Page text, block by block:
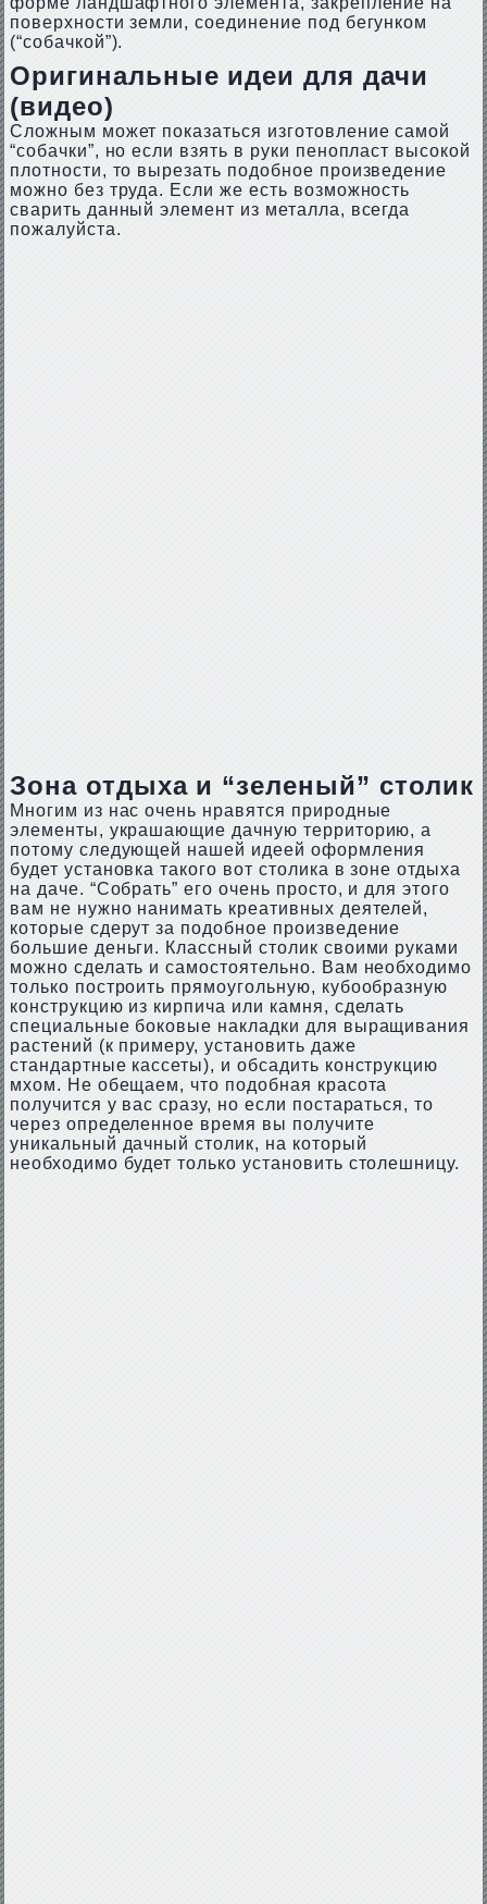
поверхности земли, соединение под бегунком
(“собачкой”).
Оригинальные идеи для дачи
(видео)
Сложным может показаться изготовление самой
“собачки”, но если взять в руки пенопласт высокой
плотности, то вырезать подобное произведение
можно без труда. Если же есть возможность
сварить данный элемент из металла, всегда
пожалуйста.
Зона отдыха и “зеленый” столик
Многим из нас очень нравятся природные
элементы, украшающие дачную территорию, а
потому следующей нашей идеей оформления
будет установка такого вот столика в зоне отдыха
на даче. “Собрать” его очень просто, и для этого
вам не нужно нанимать креативных деятелей,
которые сдерут за подобное произведение
большие деньги. Классный столик своими руками
можно сделать и самостоятельно. Вам необходимо
только построить прямоугольную, кубообразную
конструкцию из кирпича или камня, сделать
специальные боковые накладки для выращивания
растений (к примеру, установить даже
стандартные кассеты), и обсадить конструкцию
мхом. Не обещаем, что подобная красота
получится у вас сразу, но если постараться, то
через определенное время вы получите
уникальный дачный столик, на который
необходимо будет только установить столешницу.